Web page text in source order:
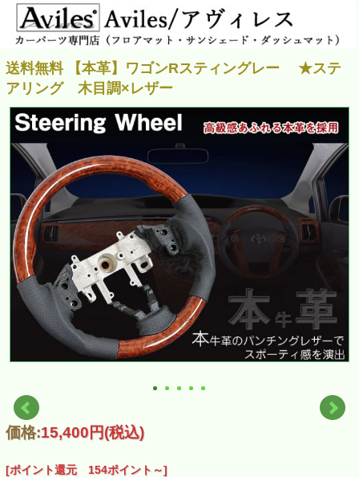
送料無料 【本革】ワゴンRスティングレー ★ステ
アリング 木目調×レザー
価格:15,400円(税込)
[ポイント還元 154ポイント～]